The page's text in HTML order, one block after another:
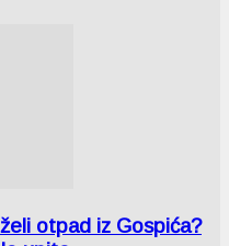
otpad iz Gospića?